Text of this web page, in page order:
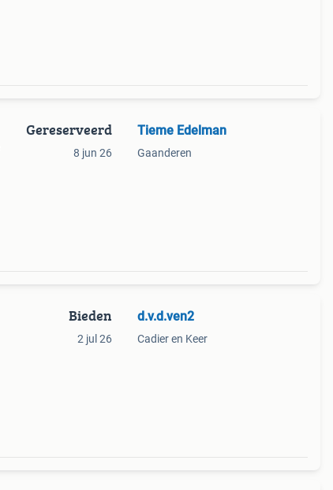
Gereserveerd
8 jun 26
Tieme Edelman
Gaanderen
Bieden
2 jul 26
d.v.d.ven2
Cadier en Keer